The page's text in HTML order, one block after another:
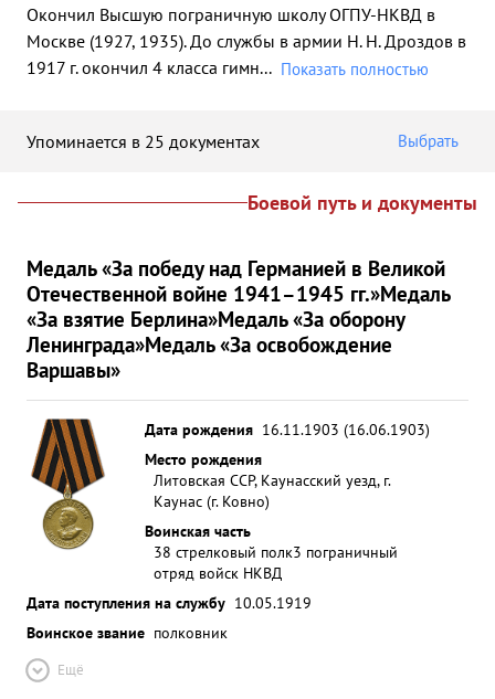
Окончил Высшую пограничную школу ОГПУ-НКВД в
Москве (1927, 1935). До службы в армии Н. Н. Дроздов в
1917 г. окончил 4 класса гимн... Показать полностью
Упоминается в 25 документах Выбрать
Боевой путь и документы
Медаль «За победу над Германией в Великой
Отечественной войне 1941–1945 гг.»Медаль
«За взятие Берлина»Медаль «За оборону
Ленинграда»Медаль «За освобождение
Варшавы»
Дата рождения 16.11.1903 (16.06.1903)
Место рождения
Литовская ССР, Каунасский уезд, г.
Каунас (г. Ковно)
Воинская часть
38 стрелковый полк3 пограничный
отряд войск НКВД
Дата поступления на службу 10.05.1919
Воинское звание полковник
Ещё